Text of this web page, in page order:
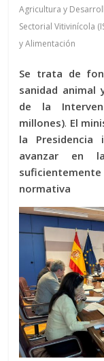
Agricultura y
Sectorial Vitivinícola
y Alimentación
Se trata de
sanidad animal
de la
millones). El
la Presidencia
avanzar en
normativa